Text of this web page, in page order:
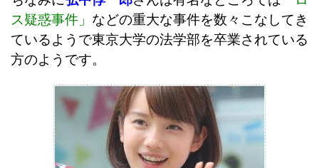
ス疑惑事件」 などの重大な事件を数々こなしてき
ているようで東京大学の法学部を卒業されている
方のようです。